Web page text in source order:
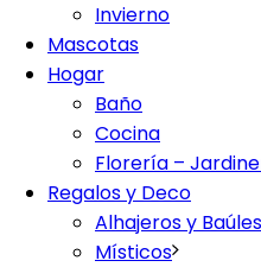
Invierno
Mascotas
Hogar
Baño
Cocina
Florería –
Regalos y Deco
Alhajeros y Baúles
Místicos